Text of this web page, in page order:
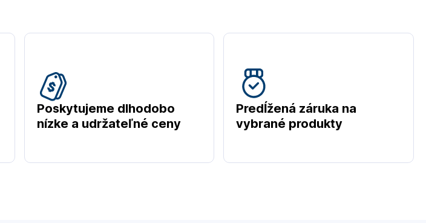
Poskytujeme dlhodobo
nízke a udržateľné ceny
Predĺžená záruka na
vybrané produkty